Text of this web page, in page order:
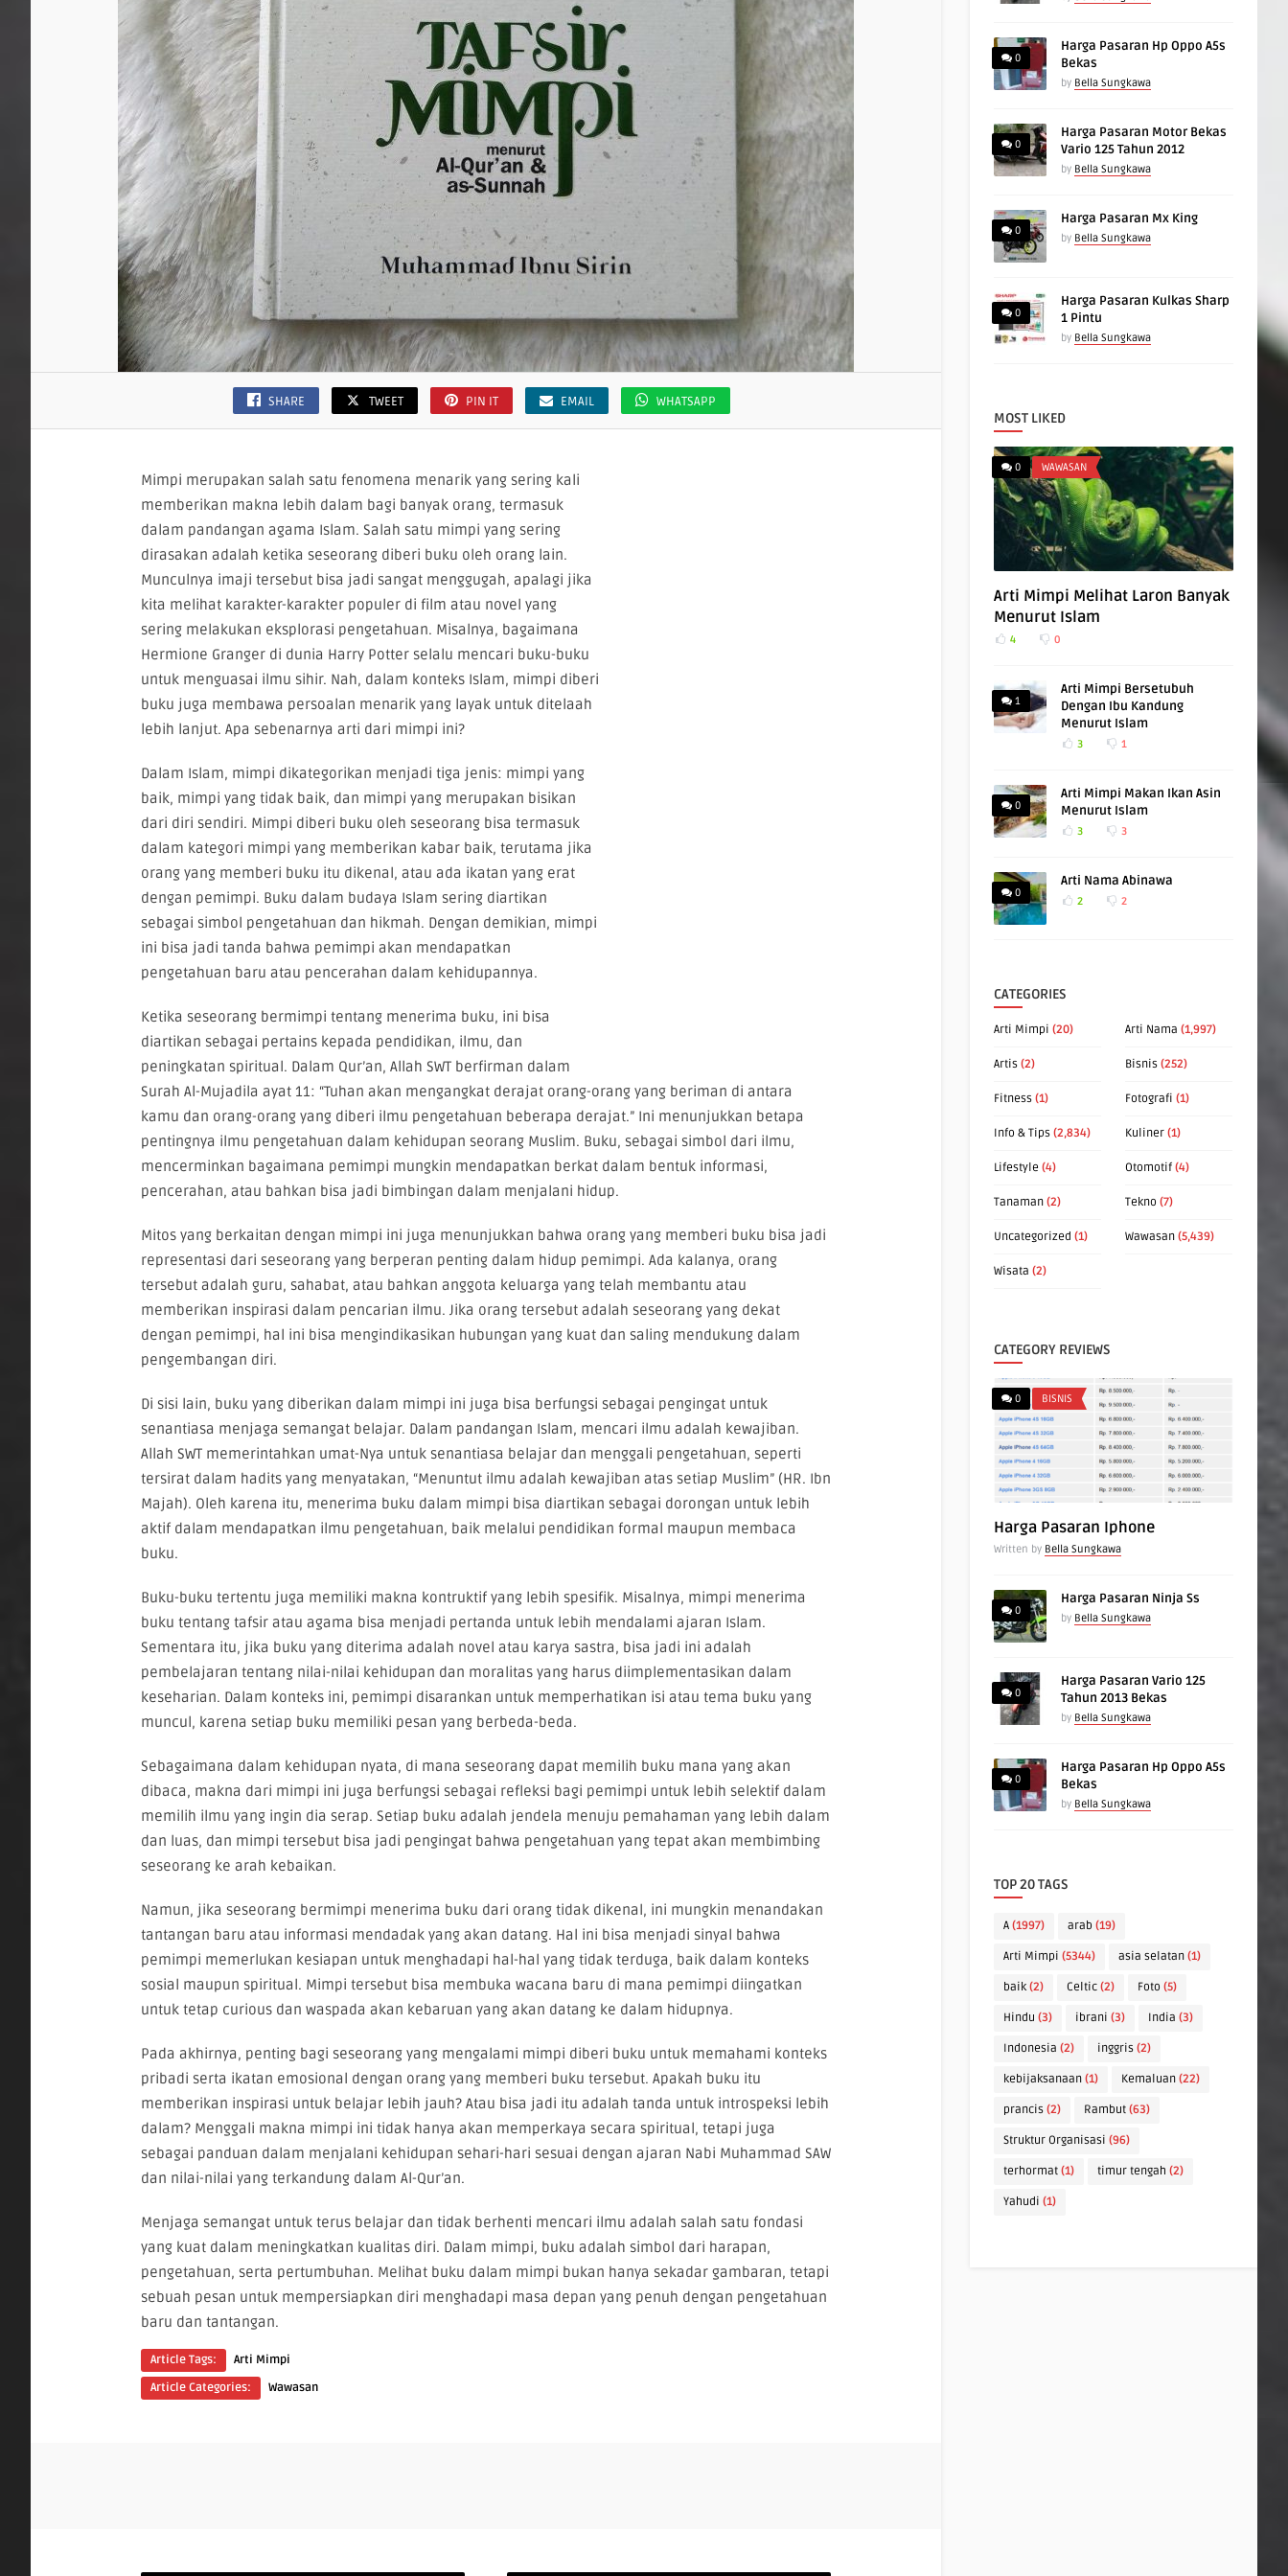
SHARE TWEET PIN IT EMAIL WHATSAPP
Mimpi merupakan salah satu fenomena menarik yang sering kali
memberikan makna lebih dalam bagi banyak orang, termasuk
dalam pandangan agama Islam. Salah satu mimpi yang sering
dirasakan adalah ketika seseorang diberi buku oleh orang lain.
Munculnya imaji tersebut bisa jadi sangat menggugah, apalagi jika
kita melihat karakter-karakter populer di film atau novel yang
sering melakukan eksplorasi pengetahuan. Misalnya, bagaimana
Hermione Granger di dunia Harry Potter selalu mencari buku-buku
untuk menguasai ilmu sihir. Nah, dalam konteks Islam, mimpi diberi
buku juga membawa persoalan menarik yang layak untuk ditelaah
lebih lanjut. Apa sebenarnya arti dari mimpi ini?
Dalam Islam, mimpi dikategorikan menjadi tiga jenis: mimpi yang
baik, mimpi yang tidak baik, dan mimpi yang merupakan bisikan
dari diri sendiri. Mimpi diberi buku oleh seseorang bisa termasuk
dalam kategori mimpi yang memberikan kabar baik, terutama jika
orang yang memberi buku itu dikenal, atau ada ikatan yang erat
dengan pemimpi. Buku dalam budaya Islam sering diartikan
sebagai simbol pengetahuan dan hikmah. Dengan demikian, mimpi
ini bisa jadi tanda bahwa pemimpi akan mendapatkan
pengetahuan baru atau pencerahan dalam kehidupannya.
Ketika seseorang bermimpi tentang menerima buku, ini bisa
diartikan sebagai pertains kepada pendidikan, ilmu, dan
peningkatan spiritual. Dalam Qur’an, Allah SWT berfirman dalam
Surah Al-Mujadila ayat 11: “Tuhan akan mengangkat derajat orang-orang yang beriman di antara
kamu dan orang-orang yang diberi ilmu pengetahuan beberapa derajat.” Ini menunjukkan betapa
pentingnya ilmu pengetahuan dalam kehidupan seorang Muslim. Buku, sebagai simbol dari ilmu,
mencerminkan bagaimana pemimpi mungkin mendapatkan berkat dalam bentuk informasi,
pencerahan, atau bahkan bisa jadi bimbingan dalam menjalani hidup.
Mitos yang berkaitan dengan mimpi ini juga menunjukkan bahwa orang yang memberi buku bisa jadi
representasi dari seseorang yang berperan penting dalam hidup pemimpi. Ada kalanya, orang
tersebut adalah guru, sahabat, atau bahkan anggota keluarga yang telah membantu atau
memberikan inspirasi dalam pencarian ilmu. Jika orang tersebut adalah seseorang yang dekat
dengan pemimpi, hal ini bisa mengindikasikan hubungan yang kuat dan saling mendukung dalam
pengembangan diri.
Di sisi lain, buku yang diberikan dalam mimpi ini juga bisa berfungsi sebagai pengingat untuk
senantiasa menjaga semangat belajar. Dalam pandangan Islam, mencari ilmu adalah kewajiban.
Allah SWT memerintahkan umat-Nya untuk senantiasa belajar dan menggali pengetahuan, seperti
tersirat dalam hadits yang menyatakan, “Menuntut ilmu adalah kewajiban atas setiap Muslim” (HR. Ibn
Majah). Oleh karena itu, menerima buku dalam mimpi bisa diartikan sebagai dorongan untuk lebih
aktif dalam mendapatkan ilmu pengetahuan, baik melalui pendidikan formal maupun membaca
buku.
Buku-buku tertentu juga memiliki makna kontruktif yang lebih spesifik. Misalnya, mimpi menerima
buku tentang tafsir atau agama bisa menjadi pertanda untuk lebih mendalami ajaran Islam.
Sementara itu, jika buku yang diterima adalah novel atau karya sastra, bisa jadi ini adalah
pembelajaran tentang nilai-nilai kehidupan dan moralitas yang harus diimplementasikan dalam
keseharian. Dalam konteks ini, pemimpi disarankan untuk memperhatikan isi atau tema buku yang
muncul, karena setiap buku memiliki pesan yang berbeda-beda.
Sebagaimana dalam kehidupan nyata, di mana seseorang dapat memilih buku mana yang akan
dibaca, makna dari mimpi ini juga berfungsi sebagai refleksi bagi pemimpi untuk lebih selektif dalam
memilih ilmu yang ingin dia serap. Setiap buku adalah jendela menuju pemahaman yang lebih dalam
dan luas, dan mimpi tersebut bisa jadi pengingat bahwa pengetahuan yang tepat akan membimbing
seseorang ke arah kebaikan.
Namun, jika seseorang bermimpi menerima buku dari orang tidak dikenal, ini mungkin menandakan
tantangan baru atau informasi mendadak yang akan datang. Hal ini bisa menjadi sinyal bahwa
pemimpi memerlukan kesiapan untuk menghadapi hal-hal yang tidak terduga, baik dalam konteks
sosial maupun spiritual. Mimpi tersebut bisa membuka wacana baru di mana pemimpi diingatkan
untuk tetap curious dan waspada akan kebaruan yang akan datang ke dalam hidupnya.
Pada akhirnya, penting bagi seseorang yang mengalami mimpi diberi buku untuk memahami konteks
pribadi serta ikatan emosional dengan orang yang memberi buku tersebut. Apakah buku itu
memberikan inspirasi untuk belajar lebih jauh? Atau bisa jadi itu adalah tanda untuk introspeksi lebih
dalam? Menggali makna mimpi ini tidak hanya akan memperkaya secara spiritual, tetapi juga
sebagai panduan dalam menjalani kehidupan sehari-hari sesuai dengan ajaran Nabi Muhammad SAW
dan nilai-nilai yang terkandung dalam Al-Qur’an.
Menjaga semangat untuk terus belajar dan tidak berhenti mencari ilmu adalah salah satu fondasi
yang kuat dalam meningkatkan kualitas diri. Dalam mimpi, buku adalah simbol dari harapan,
pengetahuan, serta pertumbuhan. Melihat buku dalam mimpi bukan hanya sekadar gambaran, tetapi
sebuah pesan untuk mempersiapkan diri menghadapi masa depan yang penuh dengan pengetahuan
baru dan tantangan.
Article Tags:
Arti Mimpi
Article Categories:
Wawasan
0
Harga Pasaran Hp Oppo A5s
Bekas
by Bella Sungkawa
0
Harga Pasaran Motor Bekas
Vario 125 Tahun 2012
by Bella Sungkawa
0
Harga Pasaran Mx King
by Bella Sungkawa
0
Harga Pasaran Kulkas Sharp
1 Pintu
by Bella Sungkawa
MOST LIKED
0 WAWASAN
Arti Mimpi Melihat Laron Banyak
Menurut Islam
4 0
1
Arti Mimpi Bersetubuh
Dengan Ibu Kandung
Menurut Islam
3 1
0
Arti Mimpi Makan Ikan Asin
Menurut Islam
3 3
0
Arti Nama Abinawa
2 2
CATEGORIES
Arti Mimpi (20) Arti Nama (1,997)
Artis (2) Bisnis (252)
Fitness (1) Fotografi (1)
Info & Tips (2,834) Kuliner (1)
Lifestyle (4) Otomotif (4)
Tanaman (2) Tekno (7)
Uncategorized (1) Wawasan (5,439)
Wisata (2)
CATEGORY REVIEWS
0 BISNIS
Harga Pasaran Iphone
Written by Bella Sungkawa
0
Harga Pasaran Ninja Ss
by Bella Sungkawa
0
Harga Pasaran Vario 125
Tahun 2013 Bekas
by Bella Sungkawa
0
Harga Pasaran Hp Oppo A5s
Bekas
by Bella Sungkawa
TOP 20 TAGS
A (1997) arab (19)
Arti Mimpi (5344) asia selatan (1)
baik (2) Celtic (2) Foto (5)
Hindu (3) ibrani (3) India (3)
Indonesia (2) inggris (2)
kebijaksanaan (1) Kemaluan (22)
prancis (2) Rambut (63)
Struktur Organisasi (96)
terhormat (1) timur tengah (2)
Yahudi (1)